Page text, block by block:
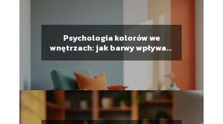
Psychologia kolorów we
wnętrzach: jak barwy wpływają
na nastrój?